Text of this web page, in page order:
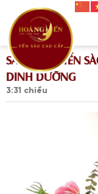
SẢN PHẨM YẾN
DINH DƯỠNG
3:31 chiều